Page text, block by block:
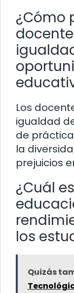
¿Cómo
Los
igualdad
de
la
prejuicios
¿Cuál
los
Quizás